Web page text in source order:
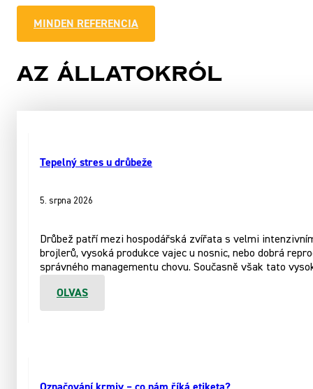
MINDEN REFERENCIA
Az állatokról
Tepelný stres u drůbeže
5. srpna 2026
Drůbež patří mezi hospodářská zvířata s velmi
brojlerů, vysoká produkce vajec u nosnic, nebo dobrá
správného managementu chovu. Současně však tato
OLVAS